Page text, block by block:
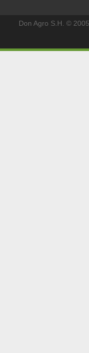
Don Agro S.H. ©